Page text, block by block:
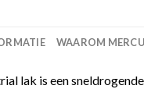
WAAROM
is een